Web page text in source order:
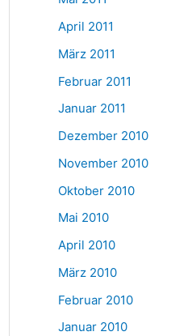
April 2011
März 2011
Februar 2011
Januar 2011
Dezember 2010
November 2010
Oktober 2010
Mai 2010
April 2010
März 2010
Februar 2010
Januar 2010